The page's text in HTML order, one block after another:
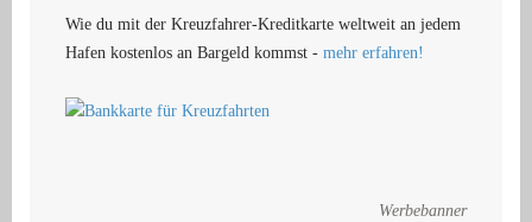
Wie du mit der Kreuzfahrer-Kreditkarte weltweit an jedem
Hafen kostenlos an Bargeld kommst - mehr erfahren!
Werbebanner